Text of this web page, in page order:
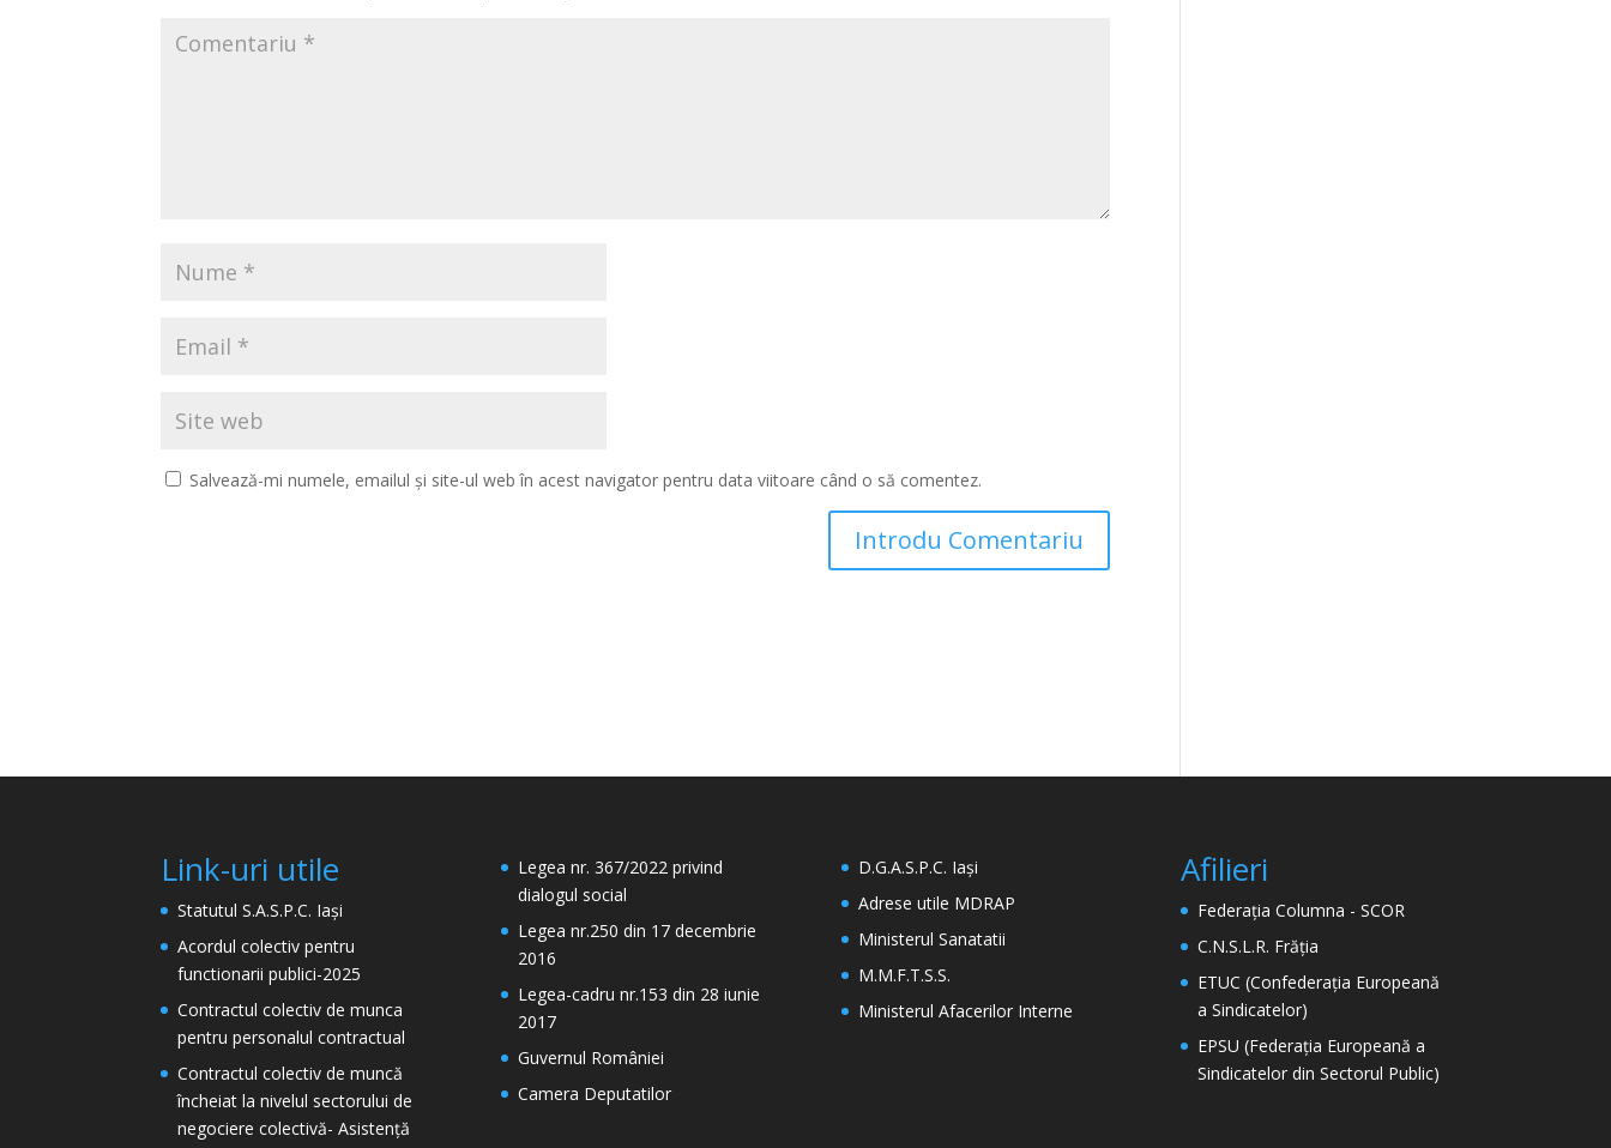
Salvează-mi numele, emailul și site-ul web în acest navigator pentru data viitoare când o să comentez.
Link-uri utile
Statutul S.A.S.P.C. Iași
Acordul colectiv pentru
functionarii publici-2025
Contractul colectiv de munca
pentru personalul contractual
Contractul colectiv de muncă
încheiat la nivelul sectorului de
negociere colectivă- Asistență
Legea nr. 367/2022 privind
dialogul social
Legea nr.250 din 17 decembrie
2016
Legea-cadru nr.153 din 28 iunie
2017
Guvernul României
Camera Deputatilor
D.G.A.S.P.C. Iași
Adrese utile MDRAP
Ministerul Sanatatii
M.M.F.T.S.S.
Ministerul Afacerilor Interne
Afilieri
Federația Columna - SCOR
C.N.S.L.R. Frăția
ETUC (Confederația Europeană
a Sindicatelor)
EPSU (Federația Europeană a
Sindicatelor din Sectorul Public)